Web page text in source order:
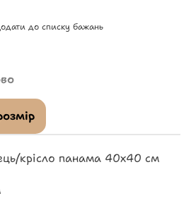
до списку бажань
крісло панама 40х40 см